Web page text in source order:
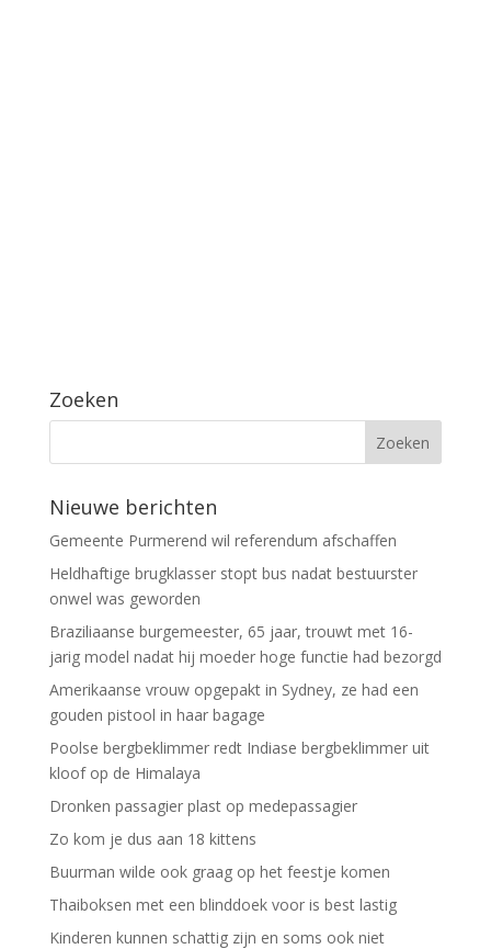
Zoeken
Nieuwe berichten
Gemeente Purmerend wil referendum afschaffen
Heldhaftige brugklasser stopt bus nadat bestuurster
onwel was geworden
Braziliaanse burgemeester, 65 jaar, trouwt met 16-
jarig model nadat hij moeder hoge functie had bezorgd
Amerikaanse vrouw opgepakt in Sydney, ze had een
gouden pistool in haar bagage
Poolse bergbeklimmer redt Indiase bergbeklimmer uit
kloof op de Himalaya
Dronken passagier plast op medepassagier
Zo kom je dus aan 18 kittens
Buurman wilde ook graag op het feestje komen
Thaiboksen met een blinddoek voor is best lastig
Kinderen kunnen schattig zijn en soms ook niet